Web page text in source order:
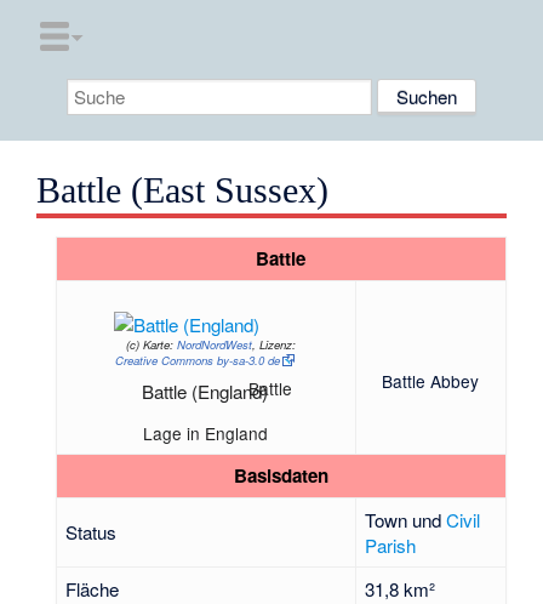
Battle (East Sussex)
Battle
(c)Karte:NordNordWest, Lizenz:
Creative Commons by-sa-3.0 de
Battle (England)Battle
Lage in England
Battle Abbey
Basisdaten
Status Town undCivil
Parish
Fläche
31,8 km²